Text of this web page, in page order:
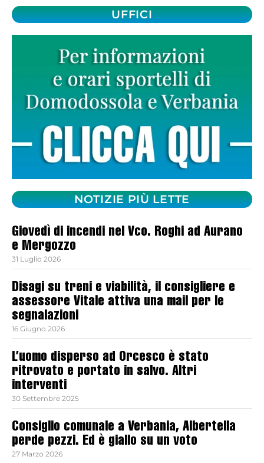
UFFICI
NOTIZIE PIÙ LETTE
Giovedì di incendi nel Vco. Roghi ad Aurano
e Mergozzo
31 Luglio 2026
Disagi su treni e viabilità, il consigliere e
assessore Vitale attiva una mail per le
segnalazioni
16 Giugno 2026
L’uomo disperso ad Orcesco è stato
ritrovato e portato in salvo. Altri
interventi
30 Settembre 2025
Consiglio comunale a Verbania, Albertella
perde pezzi. Ed è giallo su un voto
27 Marzo 2026